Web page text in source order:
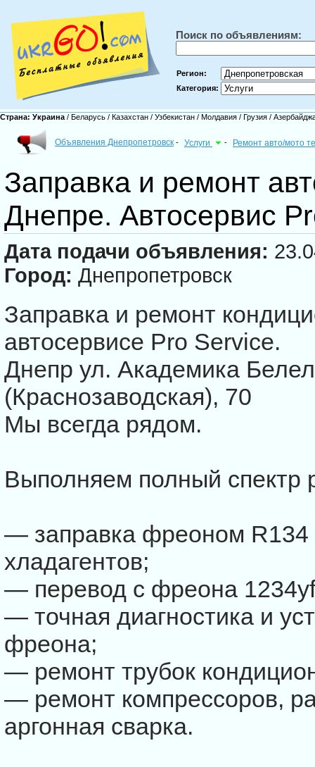
Поиск по объявлениям:
Регион:
Категория:
Страна: Украина / Беларусь / Казахстан / Узбекистан / Молдавия / Грузия /
Объявления Днепропетровск - Услуги - Ремонт авто/мото
Заправка и ремонт
Днепре. Автосервис
Дата подачи объявления:
Город: Днепропетровск
Заправка и ремонт
автосервисе Pro Service.
Днепр ул. Академика
(Краснозаводская), 70
Мы всегда рядом.
Выполняем полный спектр
— заправка фреоном R134
хладагентов;
— перевод с фреона
— точная диагностика и
фреона;
— ремонт трубок
— ремонт компрессоров,
аргонная сварка.